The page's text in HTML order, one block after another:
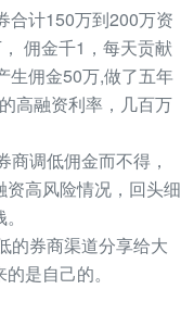
计150万到200万资
佣金千1，每天贡献
生佣金50万,做了五年
高融资利率，几百万
调低佣金而不得，
高风险情况，回头细
的券商渠道分享给大
是自己的。